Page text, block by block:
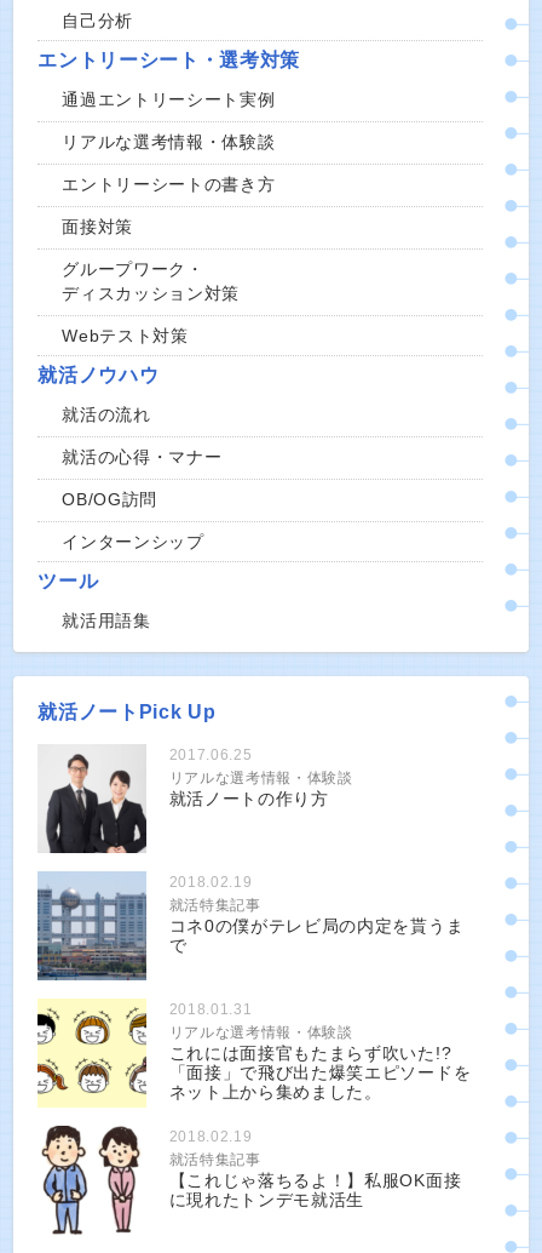
自己分析
エントリーシート・選考対策
通過エントリーシート実例
リアルな選考情報・体験談
エントリーシートの書き方
面接対策
グループワーク・
ディスカッション対策
Webテスト対策
就活ノウハウ
就活の流れ
就活の心得・マナー
OB/OG訪問
インターンシップ
ツール
就活用語集
就活ノートPick Up
2017.06.25
リアルな選考情報・体験談
就活ノートの作り方
2018.02.19
就活特集記事
コネ0の僕がテレビ局の内定を貰うま
で
2018.01.31
リアルな選考情報・体験談
これには面接官もたまらず吹いた!?
「面接」で飛び出た爆笑エピソードを
ネット上から集めました。
2018.02.19
就活特集記事
【これじゃ落ちるよ！】私服OK面接
に現れたトンデモ就活生